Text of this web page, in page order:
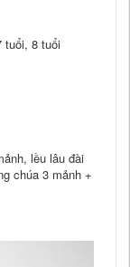
tuổi, 8 tuổi
lều lâu đài
chúa 3 mảnh +